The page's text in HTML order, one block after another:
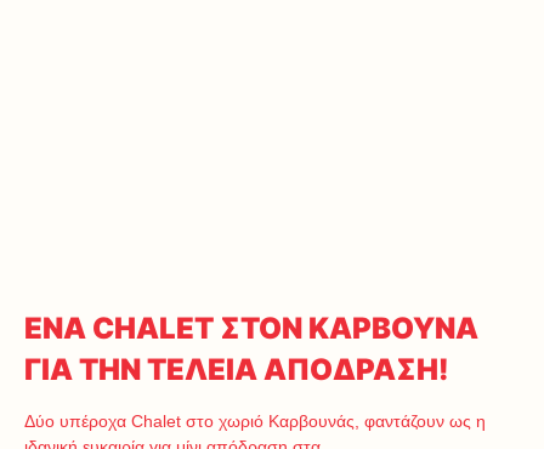
ΕΝΑ CHALET ΣΤΟΝ ΚΑΡΒΟΥΝΑ
ΓΙΑ ΤΗΝ ΤΕΛΕΙΑ ΑΠΟΔΡΑΣΗ!
Δύο υπέροχα Chalet στο χωριό Καρβουνάς, φαντάζουν ως η